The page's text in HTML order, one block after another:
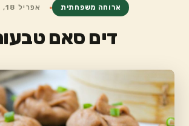
ארוחה משפחתית אפריל 18, 2020
דים סאם